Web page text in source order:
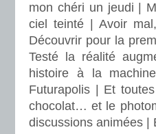
mon chéri un jeudi |
ciel teinté | Avoir
Découvrir pour la
Testé la réalité
histoire à la
Futurapolis | Et
chocolat… et le
discussions animées |